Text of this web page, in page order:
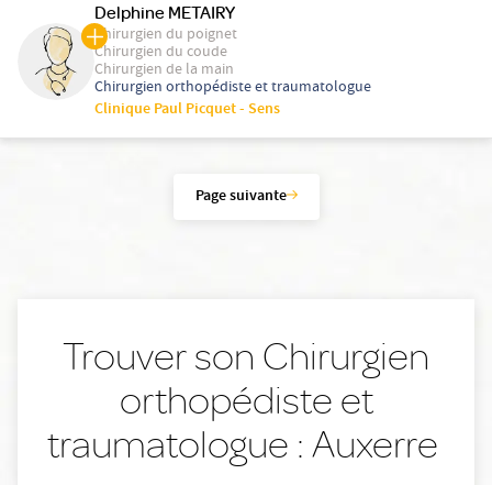
Delphine METAIRY
Chirurgien du poignet
Chirurgien du coude
Chirurgien de la main
Chirurgien orthopédiste et traumatologue
Clinique Paul Picquet - Sens
Page suivante
Trouver son Chirurgien
orthopédiste et
traumatologue : Auxerre